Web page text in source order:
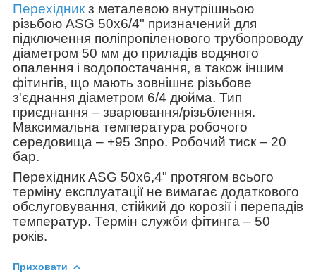
Перехідник з металевою внутрішньою
різьбою ASG 50х6/4" призначений для
підключення поліпропіленового трубопроводу
діаметром 50 мм до приладів водяного
опалення і водопостачання, а також іншим
фітингів, що мають зовнішнє різьбове
з'єднання діаметром 6/4 дюйма. Тип
приєднання – зварювання/різьблення.
Максимальна температура робочого
середовища – +95 Зпро. Робочий тиск – 20
бар.
Перехідник ASG 50х6,4" протягом всього
терміну експлуатації не вимагає додаткового
обслуговування, стійкий до корозії і перепадів
температур. Термін служби фітинга – 50
років.
Приховати